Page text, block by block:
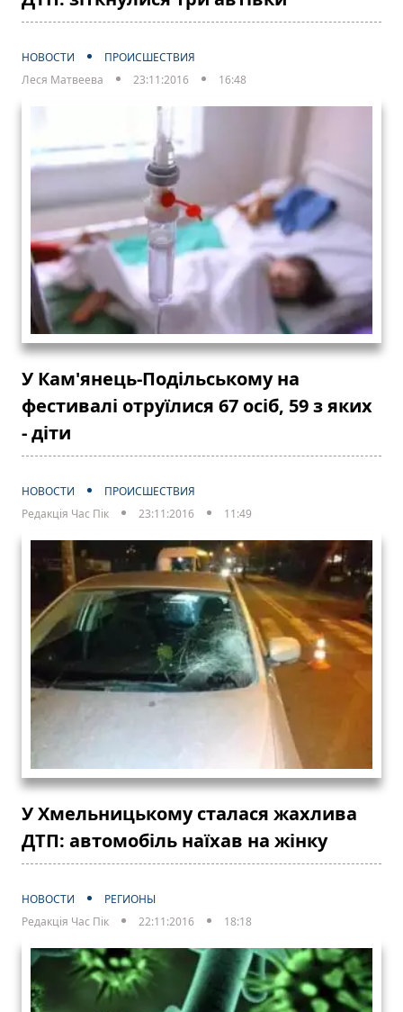
НОВОСТИ
ПРОИСШЕСТВИЯ
Леся Матвеева
23:11:2016 16:48
У Кам'янець-Подільському на
фестивалі отруїлися 67 осіб, 59 з яких
- діти
НОВОСТИ
ПРОИСШЕСТВИЯ
Редакція Час Пік
23:11:2016 11:49
У Хмельницькому сталася жахлива
ДТП: автомобіль наїхав на жінку
НОВОСТИ
РЕГИОНЫ
Редакція Час Пік
22:11:2016 18:18